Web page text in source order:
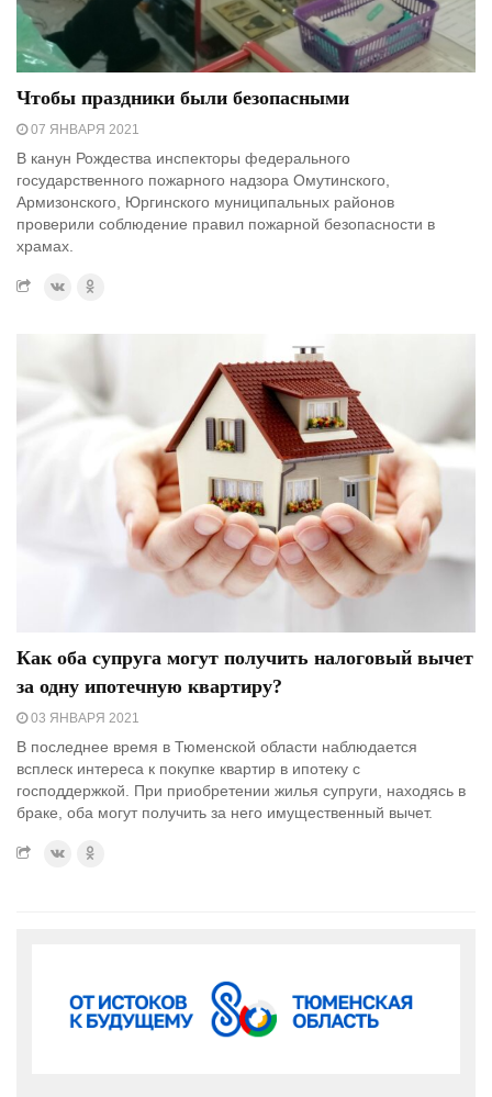
Чтобы праздники были безопасными
07 ЯНВАРЯ 2021
В канун Рождества инспекторы федерального
государственного пожарного надзора Омутинского,
Армизонского, Юргинского муниципальных районов
проверили соблюдение правил пожарной безопасности в
храмах.
Как оба супруга могут получить налоговый вычет
за одну ипотечную квартиру?
03 ЯНВАРЯ 2021
В последнее время в Тюменской области наблюдается
всплеск интереса к покупке квартир в ипотеку с
господдержкой. При приобретении жилья супруги, находясь в
браке, оба могут получить за него имущественный вычет.